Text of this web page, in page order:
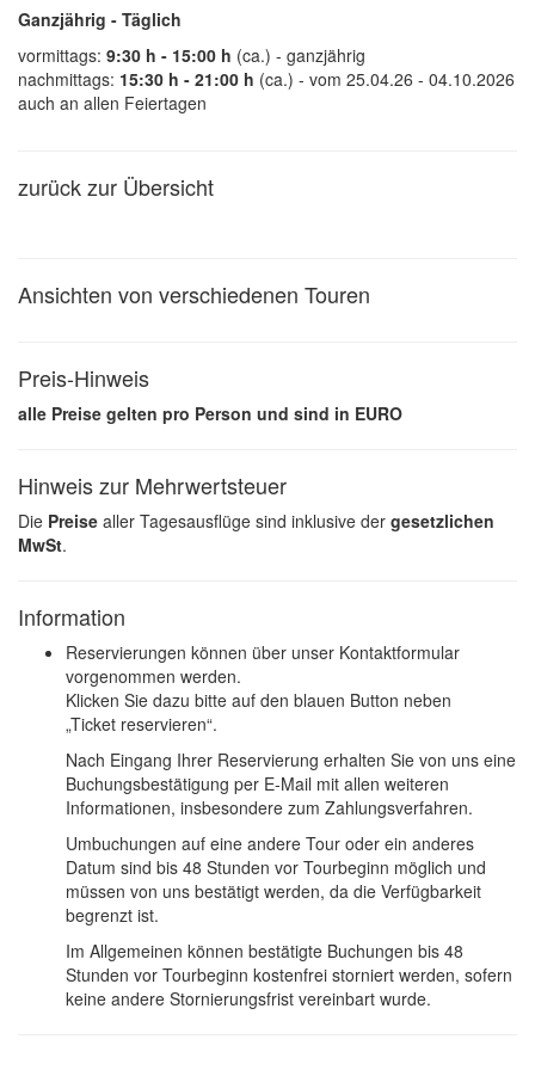
Ganzjährig - Täglich
vormittags: 9:30 h - 15:00 h (ca.) - ganzjährig
nachmittags: 15:30 h - 21:00 h (ca.) - vom 25.04.26 - 04.10.2026
auch an allen Feiertagen
zurück zur Übersicht
Ansichten von verschiedenen Touren
Preis-Hinweis
alle Preise gelten pro Person und sind in EURO
Hinweis zur Mehrwertsteuer
Die Preise aller Tagesausflüge sind inklusive der gesetzlichen
MwSt.
Information
Reservierungen können über unser Kontaktformular
vorgenommen werden.
Klicken Sie dazu bitte auf den blauen Button neben
„Ticket reservieren“.
Nach Eingang Ihrer Reservierung erhalten Sie von uns eine
Buchungsbestätigung per E-Mail mit allen weiteren
Informationen, insbesondere zum Zahlungsverfahren.
Umbuchungen auf eine andere Tour oder ein anderes
Datum sind bis 48 Stunden vor Tourbeginn möglich und
müssen von uns bestätigt werden, da die Verfügbarkeit
begrenzt ist.
Im Allgemeinen können bestätigte Buchungen bis 48
Stunden vor Tourbeginn kostenfrei storniert werden, sofern
keine andere Stornierungsfrist vereinbart wurde.